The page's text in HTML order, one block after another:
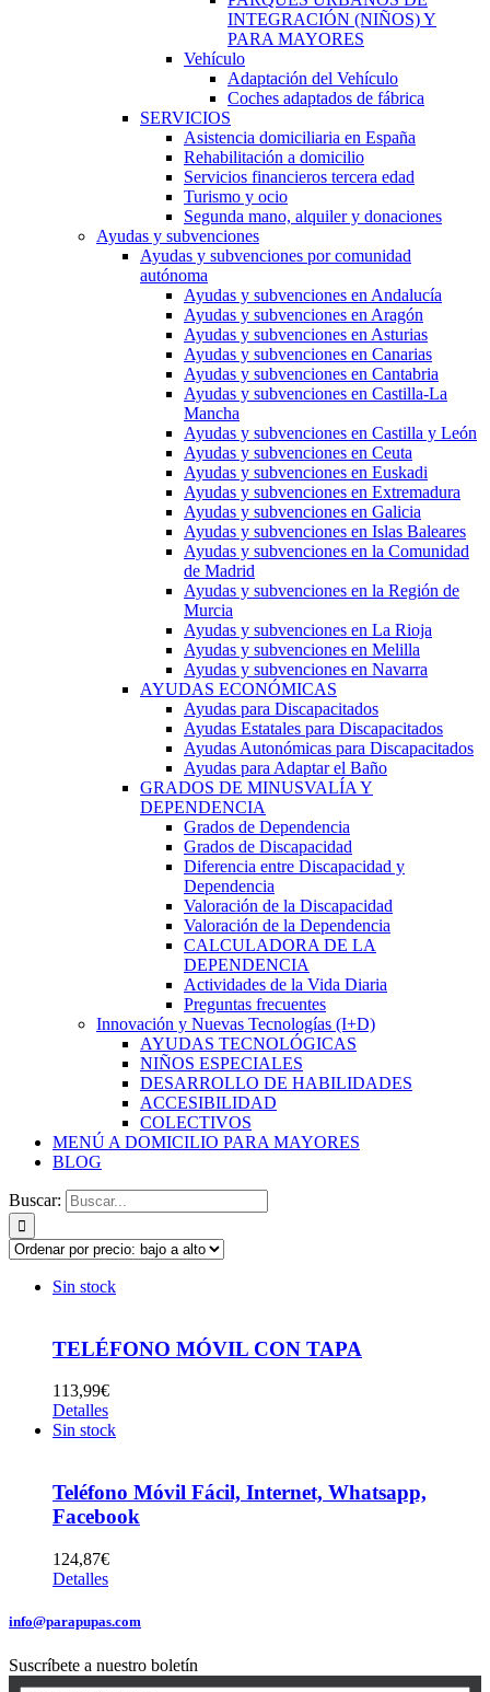
INTEGRACIÓN (NIÑOS) Y
PARA MAYORES
Vehículo
Adaptación del Vehículo
Coches adaptados de fábrica
SERVICIOS
Asistencia domiciliaria en España
Rehabilitación a domicilio
Servicios financieros tercera edad
Turismo y ocio
Segunda mano, alquiler y donaciones
Ayudas y subvenciones
Ayudas y subvenciones por comunidad
autónoma
Ayudas y subvenciones en Andalucía
Ayudas y subvenciones en Aragón
Ayudas y subvenciones en Asturias
Ayudas y subvenciones en Canarias
Ayudas y subvenciones en Cantabria
Ayudas y subvenciones en Castilla-La
Mancha
Ayudas y subvenciones en Castilla y León
Ayudas y subvenciones en Ceuta
Ayudas y subvenciones en Euskadi
Ayudas y subvenciones en Extremadura
Ayudas y subvenciones en Galicia
Ayudas y subvenciones en Islas Baleares
Ayudas y subvenciones en la Comunidad
de Madrid
Ayudas y subvenciones en la Región de
Murcia
Ayudas y subvenciones en La Rioja
Ayudas y subvenciones en Melilla
Ayudas y subvenciones en Navarra
AYUDAS ECONÓMICAS
Ayudas para Discapacitados
Ayudas Estatales para Discapacitados
Ayudas Autonómicas para Discapacitados
Ayudas para Adaptar el Baño
GRADOS DE MINUSVALÍA Y
DEPENDENCIA
Grados de Dependencia
Grados de Discapacidad
Diferencia entre Discapacidad y
Dependencia
Valoración de la Discapacidad
Valoración de la Dependencia
CALCULADORA DE LA
DEPENDENCIA
Actividades de la Vida Diaria
Preguntas frecuentes
Innovación y Nuevas Tecnologías (I+D)
AYUDAS TECNOLÓGICAS
NIÑOS ESPECIALES
DESARROLLO DE HABILIDADES
ACCESIBILIDAD
COLECTIVOS
MENÚ A DOMICILIO PARA MAYORES
BLOG
Buscar:
Sin stock
TELÉFONO MÓVIL CON TAPA
113,99€
Detalles
Sin stock
Teléfono Móvil Fácil, Internet, Whatsapp,
Facebook
124,87€
Detalles
info@parapupas.com
Suscríbete a nuestro boletín